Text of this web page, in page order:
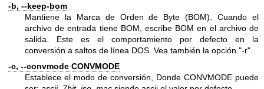
-b, --keep-bom
Mantiene la Marca de Orden de Byte (BOM). Cuando el
archivo de entrada tiene BOM, escribe BOM en el archivo de
salida. Este es el comportamiento por defecto en la
conversión a saltos de línea DOS. Vea también la opción "-r"
-c, --convmode CONVMODE
Establece el modo de conversión, Donde CONVMODE puede